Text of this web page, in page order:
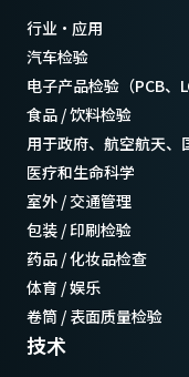
行业·应用
汽车检验
电子产品检验（PCB、
食品 / 饮料检验
用于政府、航空航天、
医疗和生命科学
室外 / 交通管理
包装 / 印刷检验
药品 / 化妆品检查
体育 / 娱乐
卷筒 / 表面质量检验
技术